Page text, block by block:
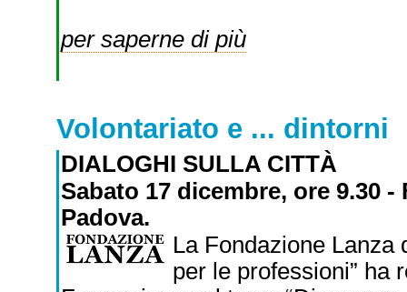
per saperne di più
Volontariato e ... dintorni
DIALOGHI SULLA CITTÀ
Sabato 17 dicembre, ore 9.30
Padova.
La Fondazione Lanza
per le professioni” ha